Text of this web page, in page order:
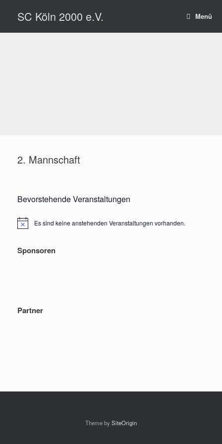
springenSC Köln 2000 e.V. Menü
2. Mannschaft
Bevorstehende Veranstaltungen
HinweisEs sind keine anstehenden Veranstaltungen vorhanden.
Sponsoren
Partner
Theme bySiteOrigin